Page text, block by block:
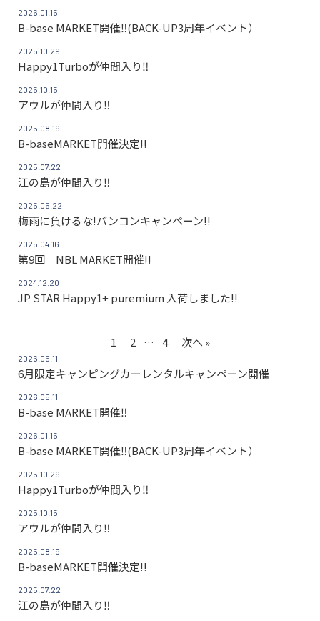
2026.01.15
B-base MARKET開催‼(BACK-UP3周年イベント）
2025.10.29
Happy1Turboが仲間入り‼
2025.10.15
アウルが仲間入り‼
2025.08.19
B-baseMARKET開催決定!!
2025.07.22
江の島が仲間入り‼
2025.05.22
梅雨に負けるな!バンコンキャンペーン!!
2025.04.16
第9回 NBL MARKET開催!!
2024.12.20
JP STAR Happy1+ puremium 入荷しました!!
1 2 … 4 次へ »
2026.05.11
6月限定キャンピングカーレンタルキャンペーン開催
2026.05.11
B-base MARKET開催‼
2026.01.15
B-base MARKET開催‼(BACK-UP3周年イベント）
2025.10.29
Happy1Turboが仲間入り‼
2025.10.15
アウルが仲間入り‼
2025.08.19
B-baseMARKET開催決定!!
2025.07.22
江の島が仲間入り‼